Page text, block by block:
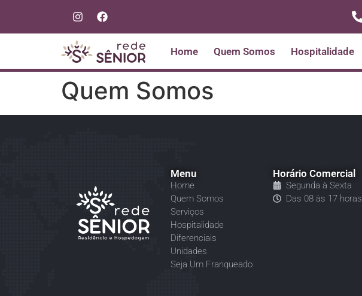
Home Quem Somos Hospitalidade
Quem Somos
Menu
Home
Quem Somos
Serviços
Hospitalidade
Diferenciais
Unidades
Seja Um Franqueado
Horário Comercial
Segunda à Sexta
Das 08 às 17 horas